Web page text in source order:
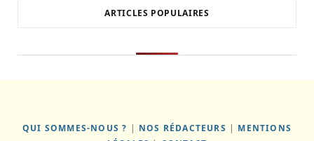
ARTICLES POPULAIRES
QUI SOMMES-NOUS ? | NOS RÉDACTEURS | MENTIONS